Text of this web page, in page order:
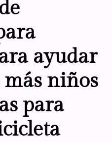
ayudar
niños
para